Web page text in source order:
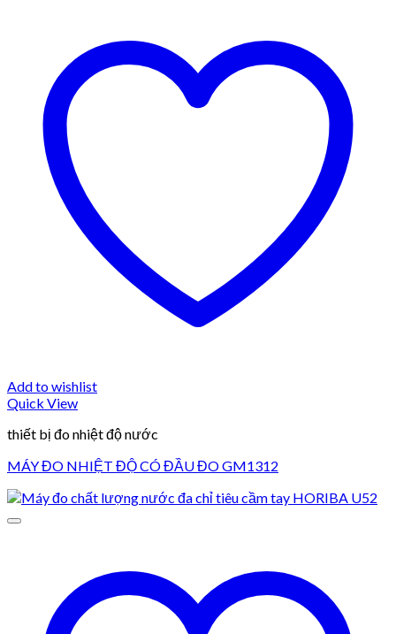
Add to wishlist
Quick View
thiết bị đo nhiệt độ nước
MÁY ĐO NHIỆT ĐỘ CÓ ĐẦU ĐO GM1312